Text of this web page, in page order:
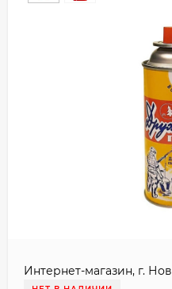
Интернет-магазин, г.